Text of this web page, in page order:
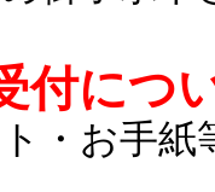
付につ
・お手